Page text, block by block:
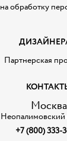
обработку
Партнерская
Москва
+7 (800) 333-